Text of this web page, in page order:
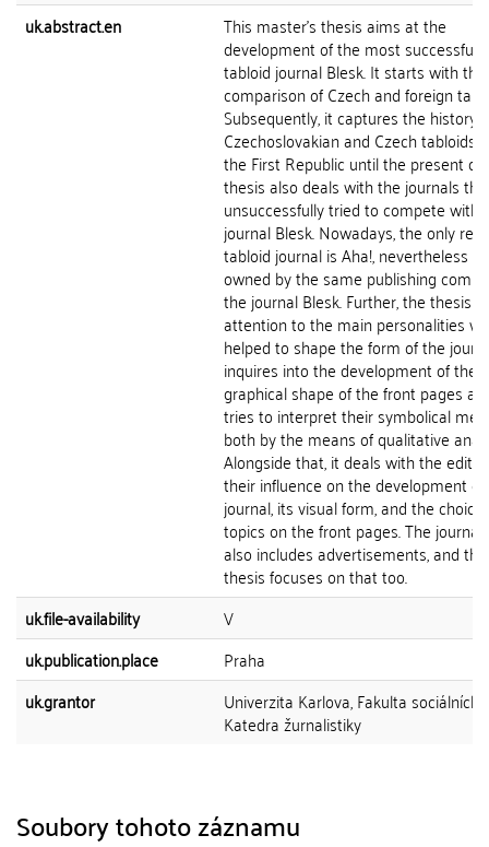
uk.abstract.en
This master's thesis aims at the
development of the most successful
tabloid journal Blesk. It starts with the
comparison of Czech and foreign
Subsequently, it captures the history
Czechoslovakian and Czech tabloids
the First Republic until the present
thesis also deals with the journals
unsuccessfully tried to compete with
journal Blesk. Nowadays, the only
tabloid journal is Aha!, nevertheless it
owned by the same publishing
the journal Blesk. Further, the thesis
attention to the main personalities
helped to shape the form of the
inquires into the development of the
graphical shape of the front pages
tries to interpret their symbolical
both by the means of qualitative
Alongside that, it deals with the
their influence on the development
journal, its visual form, and the
topics on the front pages. The journal
also includes advertisements, and this
thesis focuses on that too.
uk.file-availability
V
uk.publication.place
Praha
uk.grantor
Univerzita Karlova, Fakulta sociálních
Katedra žurnalistiky
Soubory tohoto záznamu